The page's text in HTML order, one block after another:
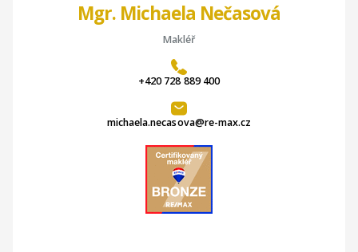
Mgr. Michaela Nečasová
Makléř
+420 728 889 400
michaela.necasova@re-max.cz